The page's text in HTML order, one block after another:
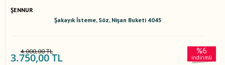
ŞENNUR
Şakayık İsteme, Söz, Nişan Buketi 4045
4.000,00 TL
3.750,00 TL
%6
indirimli